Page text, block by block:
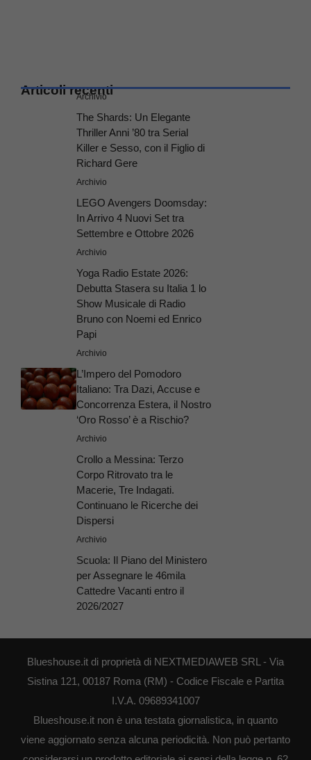
Articoli recenti
Archivio
The Shards: Un Elegante
Thriller Anni ’80 tra Serial
Killer e Sesso, con il Figlio di
Richard Gere
Archivio
LEGO Avengers Doomsday:
In Arrivo 4 Nuovi Set tra
Settembre e Ottobre 2026
Archivio
Yoga Radio Estate 2026:
Debutta Stasera su Italia 1 lo
Show Musicale di Radio
Bruno con Noemi ed Enrico
Papi
Archivio
L’Impero del Pomodoro
Italiano: Tra Dazi, Accuse e
Concorrenza Estera, il Nostro
‘Oro Rosso’ è a Rischio?
Archivio
Crollo a Messina: Terzo
Corpo Ritrovato tra le
Macerie, Tre Indagati.
Continuano le Ricerche dei
Dispersi
Archivio
Scuola: Il Piano del Ministero
per Assegnare le 46mila
Cattedre Vacanti entro il
2026/2027
Blueshouse.it di proprietà di NEXTMEDIAWEB SRL - Via
Sistina 121, 00187 Roma (RM) - Codice Fiscale e Partita
I.V.A. 09689341007
Blueshouse.it non è una testata giornalistica, in quanto
viene aggiornato senza alcuna periodicità. Non può pertanto